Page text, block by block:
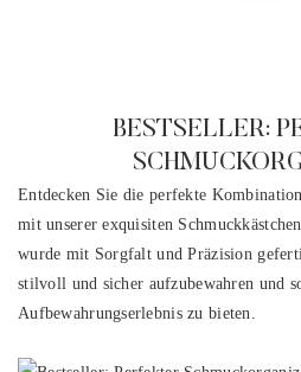
BESTSELLER:
Entdecken Sie die perfekte
mit unserer exquisiten
wurde mit Sorgfalt und Präzision
stilvoll und sicher aufzubewahren und
Aufbewahrungserlebnis zu bieten.